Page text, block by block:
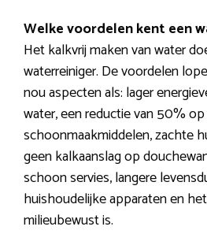
Welke voordelen kent een
Het kalkvrij maken van water
waterreiniger. De voordelen
nou aspecten als: lager
water, een reductie van 50% op
schoonmaakmiddelen, zachte
geen kalkaanslag op
schoon servies, langere
huishoudelijke apparaten en
milieubewust is.